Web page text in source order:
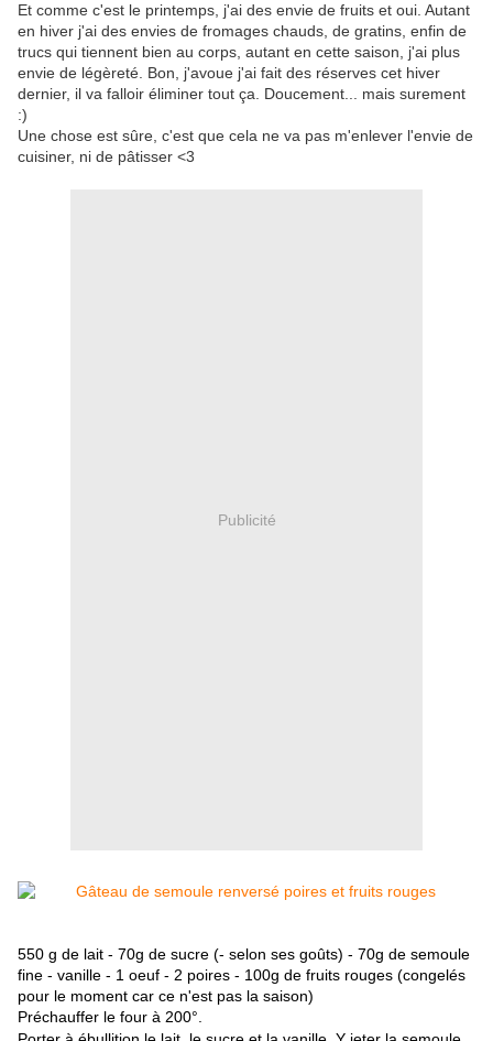
Et comme c'est le printemps, j'ai des envie de fruits et oui. Autant
en hiver j'ai des envies de fromages chauds, de gratins, enfin de
trucs qui tiennent bien au corps, autant en cette saison, j'ai plus
envie de légèreté. Bon, j'avoue j'ai fait des réserves cet hiver
dernier, il va falloir éliminer tout ça. Doucement... mais surement
:)
Une chose est sûre, c'est que cela ne va pas m'enlever l'envie de
cuisiner, ni de pâtisser <3
Publicité
550 g de lait - 70g de sucre (- selon ses goûts) - 70g de semoule
fine - vanille - 1 oeuf - 2 poires - 100g de fruits rouges (congelés
pour le moment car ce n'est pas la saison)
Préchauffer le four à 200°.